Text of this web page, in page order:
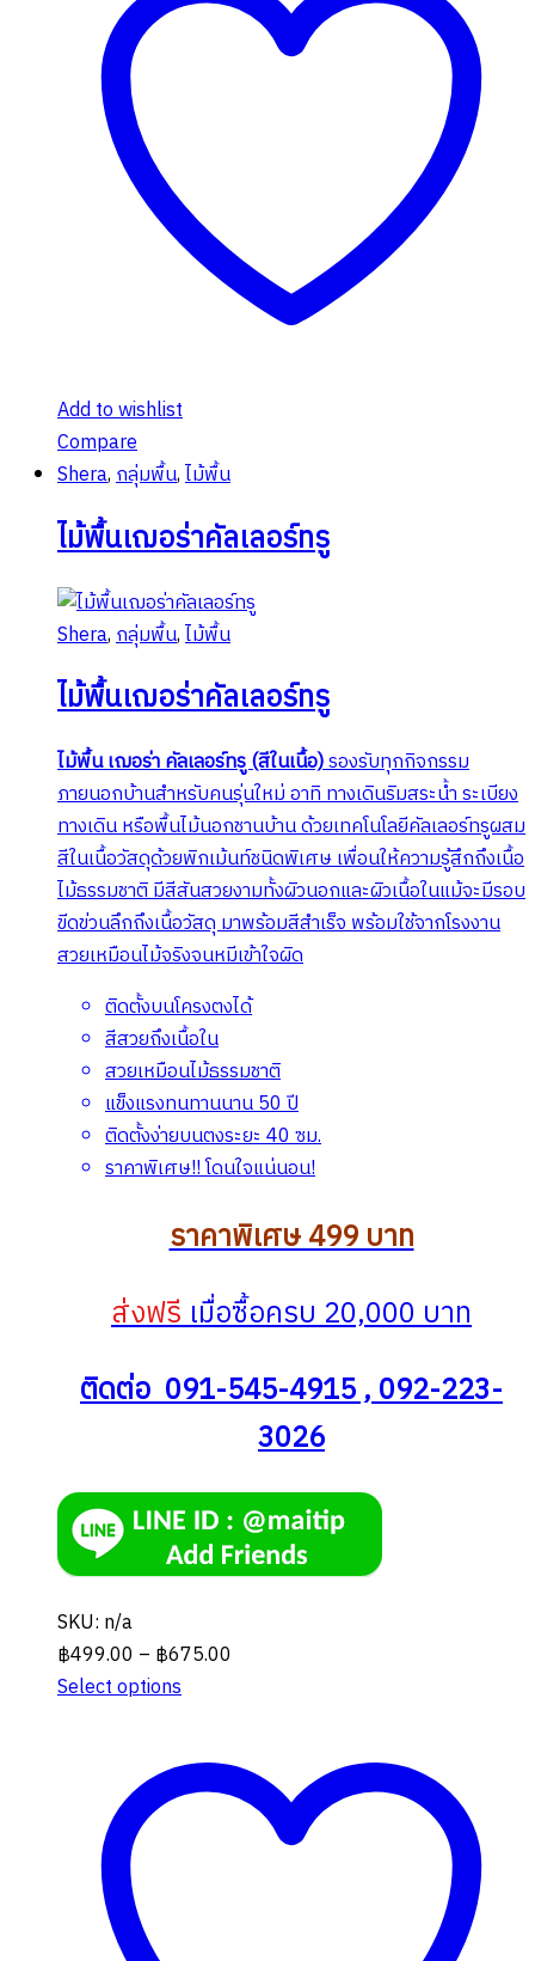
Add to wishlist
Compare
Shera,กลุ่มพื้น,ไม้พื้น
ไม้พื้นเฌอร่าคัลเลอร์ทรู
Shera,กลุ่มพื้น,ไม้พื้น
ไม้พื้นเฌอร่าคัลเลอร์ทรู
ไม้พื้น เฌอร่า คัลเลอร์ทรู (สีในเนื้อ)รองรับทุกกิจกรรม
ภายนอกบ้านสำหรับคนรุ่นใหม่ อาทิ ทางเดินริมสระน้ำ ระเบียง
ทางเดิน หรือพื้นไม้นอกชานบ้าน ด้วยเทคโนโลยีคัลเลอร์ทรูผสม
สีในเนื้อวัสดุด้วยพิกเม้นท์ชนิดพิเศษ เพื่อนให้ความรู้สึกถึงเนื้อ
ไม้ธรรมชาติ มีสีสันสวยงามทั้งผิวนอกและผิวเนื้อในแม้จะมีรอบ
ขีดข่วนลึกถึงเนื้อวัสดุ มาพร้อมสีสำเร็จ พร้อมใช้จากโรงงาน
สวยเหมือนไม้จริงจนหมีเข้าใจผิด
ติดตั้งบนโครงตงได้
สีสวยถึงเนื้อใน
สวยเหมือนไม้ธรรมชาติ
แข็งแรงทนทานนาน 50 ปี
ติดตั้งง่ายบนตงระยะ 40 ซม.
ราคาพิเศษ!! โดนใจแน่นอน!
ราคาพิเศษ 499 บาท
ส่งฟรีเมื่อซื้อครบ 20,000 บาท
ติดต่อ 091-545-4915 , 092-223-
3026
SKU: n/a
฿499.00 – ฿675.00
฿675.00
Select options
multiple
variants.
options